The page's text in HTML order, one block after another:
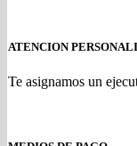
ATENCION
Te asignamos un